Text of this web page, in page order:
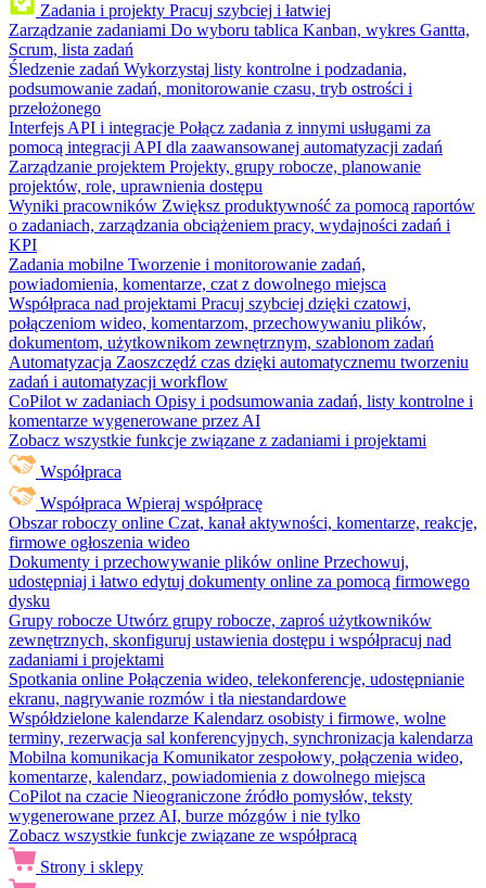
Zadania i projekty Pracuj szybciej i łatwiej
Zarządzanie zadaniami Do wyboru tablica Kanban, wykres Gantta,
Scrum, lista zadań
Śledzenie zadań Wykorzystaj listy kontrolne i podzadania,
podsumowanie zadań, monitorowanie czasu, tryb ostrości i
przełożonego
Interfejs API i integracje Połącz zadania z innymi usługami za
pomocą integracji API dla zaawansowanej automatyzacji zadań
Zarządzanie projektem Projekty, grupy robocze, planowanie
projektów, role, uprawnienia dostępu
Wyniki pracowników Zwiększ produktywność za pomocą raportów
o zadaniach, zarządzania obciążeniem pracy, wydajności zadań i
KPI
Zadania mobilne Tworzenie i monitorowanie zadań,
powiadomienia, komentarze, czat z dowolnego miejsca
Współpraca nad projektami Pracuj szybciej dzięki czatowi,
połączeniom wideo, komentarzom, przechowywaniu plików,
dokumentom, użytkownikom zewnętrznym, szablonom zadań
Automatyzacja Zaoszczędź czas dzięki automatycznemu tworzeniu
zadań i automatyzacji workflow
CoPilot w zadaniach Opisy i podsumowania zadań, listy kontrolne i
komentarze wygenerowane przez AI
Zobacz wszystkie funkcje związane z zadaniami i projektami
Współpraca
Współpraca Wpieraj współpracę
Obszar roboczy online Czat, kanał aktywności, komentarze, reakcje,
firmowe ogłoszenia wideo
Dokumenty i przechowywanie plików online Przechowuj,
udostępniaj i łatwo edytuj dokumenty online za pomocą firmowego
dysku
Grupy robocze Utwórz grupy robocze, zaproś użytkowników
zewnętrznych, skonfiguruj ustawienia dostępu i współpracuj nad
zadaniami i projektami
Spotkania online Połączenia wideo, telekonferencje, udostępnianie
ekranu, nagrywanie rozmów i tła niestandardowe
Współdzielone kalendarze Kalendarz osobisty i firmowe, wolne
terminy, rezerwacja sal konferencyjnych, synchronizacja kalendarza
Mobilna komunikacja Komunikator zespołowy, połączenia wideo,
komentarze, kalendarz, powiadomienia z dowolnego miejsca
CoPilot na czacie Nieograniczone źródło pomysłów, teksty
wygenerowane przez AI, burze mózgów i nie tylko
Zobacz wszystkie funkcje związane ze współpracą
Strony i sklepy